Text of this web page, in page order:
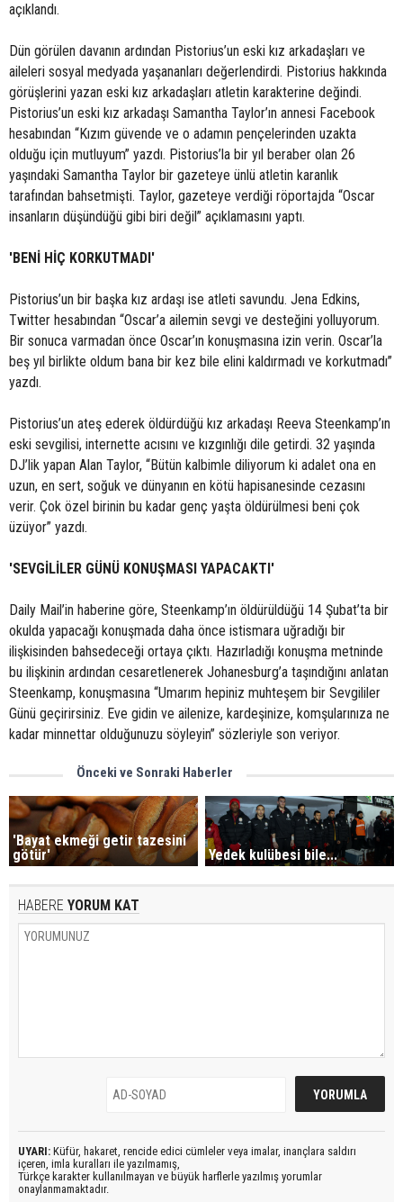
açıklandı.
Dün görülen davanın ardından Pistorius’un eski kız arkadaşları ve
aileleri sosyal medyada yaşananları değerlendirdi. Pistorius hakkında
görüşlerini yazan eski kız arkadaşları atletin karakterine değindi.
Pistorius’un eski kız arkadaşı Samantha Taylor’ın annesi Facebook
hesabından “Kızım güvende ve o adamın pençelerinden uzakta
olduğu için mutluyum” yazdı. Pistorius’la bir yıl beraber olan 26
yaşındaki Samantha Taylor bir gazeteye ünlü atletin karanlık
tarafından bahsetmişti. Taylor, gazeteye verdiği röportajda “Oscar
insanların düşündüğü gibi biri değil” açıklamasını yaptı.
'BENİ HİÇ KORKUTMADI'
Pistorius’un bir başka kız ardaşı ise atleti savundu. Jena Edkins,
Twitter hesabından “Oscar’a ailemin sevgi ve desteğini yolluyorum.
Bir sonuca varmadan önce Oscar’ın konuşmasına izin verin. Oscar’la
beş yıl birlikte oldum bana bir kez bile elini kaldırmadı ve korkutmadı”
yazdı.
Pistorius’un ateş ederek öldürdüğü kız arkadaşı Reeva Steenkamp’ın
eski sevgilisi, internette acısını ve kızgınlığı dile getirdi. 32 yaşında
DJ’lik yapan Alan Taylor, “Bütün kalbimle diliyorum ki adalet ona en
uzun, en sert, soğuk ve dünyanın en kötü hapisanesinde cezasını
verir. Çok özel birinin bu kadar genç yaşta öldürülmesi beni çok
üzüyor” yazdı.
'SEVGİLİLER GÜNÜ KONUŞMASI YAPACAKTI'
Daily Mail’in haberine göre, Steenkamp’ın öldürüldüğü 14 Şubat’ta bir
okulda yapacağı konuşmada daha önce istismara uğradığı bir
ilişkisinden bahsedeceği ortaya çıktı. Hazırladığı konuşma metninde
bu ilişkinin ardından cesaretlenerek Johanesburg’a taşındığını anlatan
Steenkamp, konuşmasına “Umarım hepiniz muhteşem bir Sevgililer
Günü geçirirsiniz. Eve gidin ve ailenize, kardeşinize, komşularınıza ne
kadar minnettar olduğunuzu söyleyin” sözleriyle son veriyor.
Önceki ve Sonraki Haberler
'Bayat ekmeği getir tazesini
götür'
Yedek kulübesi bile...
HABERE YORUM KAT
UYARI: Küfür, hakaret, rencide edici cümleler veya imalar, inançlara saldırı
içeren, imla kuralları ile yazılmamış,
Türkçe karakter kullanılmayan ve büyük harflerle yazılmış yorumlar
onaylanmamaktadır.